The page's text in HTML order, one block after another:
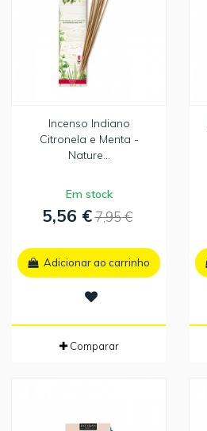
Incenso Indiano
Citronela e Menta -
Nature...
Em stock
5,56 €7,95 €
Adicionar ao carrinho
Comparar